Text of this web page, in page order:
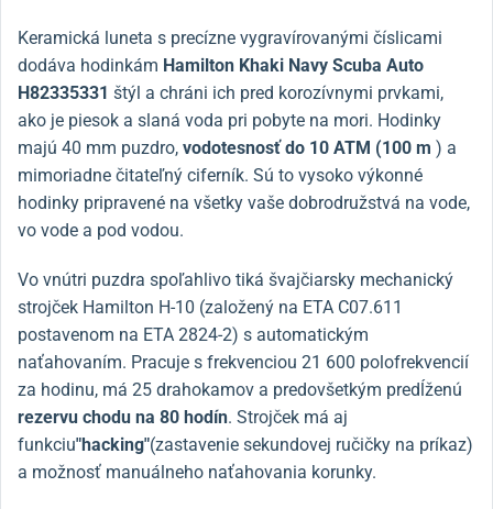
Keramická luneta s precízne vygravírovanými číslicami
dodáva hodinkám Hamilton Khaki Navy Scuba Auto
H82335331 štýl a chráni ich pred korozívnymi prvkami,
ako je piesok a slaná voda pri pobyte na mori. Hodinky
majú 40 mm puzdro, vodotesnosť do 10 ATM (100 m ) a
mimoriadne čitateľný ciferník. Sú to vysoko výkonné
hodinky pripravené na všetky vaše dobrodružstvá na vode,
vo vode a pod vodou.
Vo vnútri puzdra spoľahlivo tiká švajčiarsky mechanický
strojček Hamilton H-10 (založený na ETA C07.611
postavenom na ETA 2824-2) s automatickým
naťahovaním. Pracuje s frekvenciou 21 600 polofrekvencií
za hodinu, má 25 drahokamov a predovšetkým predĺženú
rezervu chodu na 80 hodín. Strojček má aj
funkciu"hacking"(zastavenie sekundovej ručičky na príkaz)
a možnosť manuálneho naťahovania korunky.